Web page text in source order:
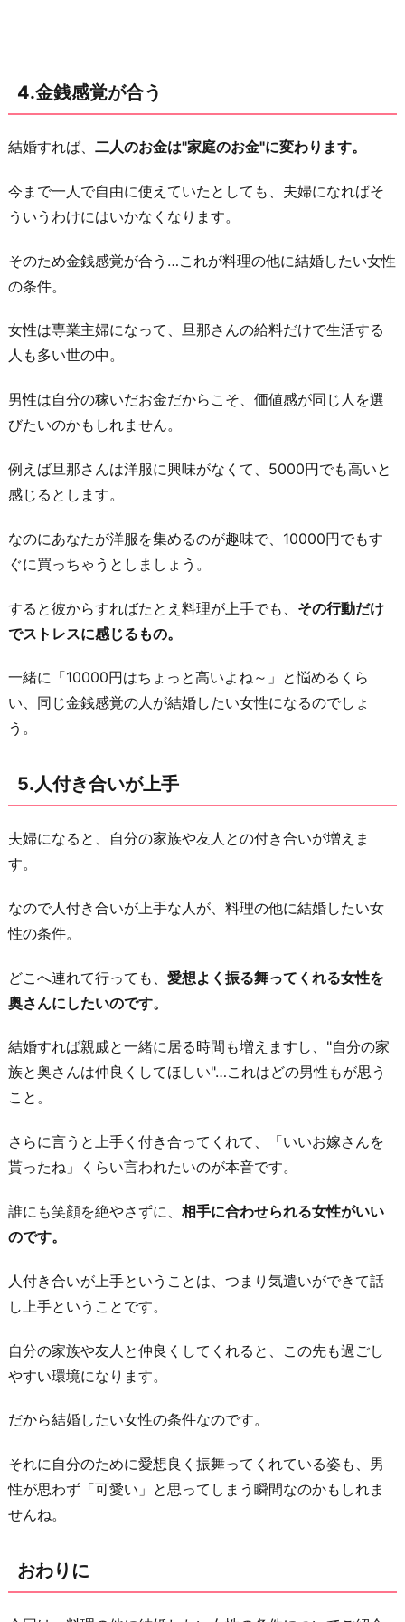
4.金銭感覚が合う
結婚すれば、 二人のお金は"家庭のお金"に変わります。
今まで一人で自由に使えていたとしても、夫婦になればそ
ういうわけにはいかなくなります。
そのため金銭感覚が合う…これが料理の他に結婚したい女性
の条件。
女性は専業主婦になって、旦那さんの給料だけで生活する
人も多い世の中。
男性は自分の稼いだお金だからこそ、価値感が同じ人を選
びたいのかもしれません。
例えば旦那さんは洋服に興味がなくて、5000円でも高いと
感じるとします。
なのにあなたが洋服を集めるのが趣味で、10000円でもす
ぐに買っちゃうとしましょう。
すると彼からすればたとえ料理が上手でも、 その行動だけ
でストレスに感じるもの。
一緒に「10000円はちょっと高いよね～」と悩めるくら
い、同じ金銭感覚の人が結婚したい女性になるのでしょ
う。
5.人付き合いが上手
夫婦になると、自分の家族や友人との付き合いが増えま
す。
なので人付き合いが上手な人が、料理の他に結婚したい女
性の条件。
どこへ連れて行っても、 愛想よく振る舞ってくれる女性を
奥さんにしたいのです。
結婚すれば親戚と一緒に居る時間も増えますし、"自分の家
族と奥さんは仲良くしてほしい"…これはどの男性もが思う
こと。
さらに言うと上手く付き合ってくれて、「いいお嫁さんを
貰ったね」くらい言われたいのが本音です。
誰にも笑顔を絶やさずに、 相手に合わせられる女性がいい
のです。
人付き合いが上手ということは、つまり気遣いができて話
し上手ということです。
自分の家族や友人と仲良くしてくれると、この先も過ごし
やすい環境になります。
だから結婚したい女性の条件なのです。
それに自分のために愛想良く振舞ってくれている姿も、男
性が思わず「可愛い」と思ってしまう瞬間なのかもしれま
せんね。
おわりに